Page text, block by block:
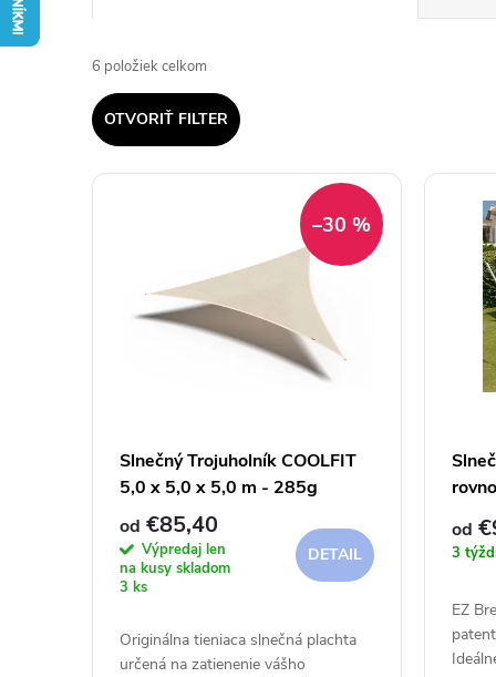
a
d
e
6 položiek celkom
OTVORIŤ FILTER
V
–30 %
Slnečný Trojuholník COOLFIT
5,0 x 5,0 x 5,0 m - 285g
od €85,40
Výpredaj len
na kusy skladom
3 ks
DETAIL
Originálna tieniaca slnečná plachta
určená na zatienenie vášho
od
3
EZ